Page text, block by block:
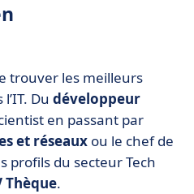
trouver les meilleurs
Du développeur
en passant par
et réseaux ou le chef de
profils du secteur Tech
Thèque.